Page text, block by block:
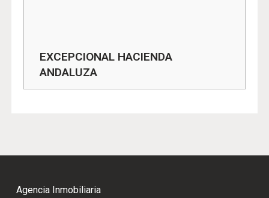
EXCEPCIONAL HACIENDA
ANDALUZA
Agencia Inmobiliaria